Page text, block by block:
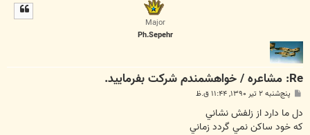
Major
Ph.Sepehr
Re: مشاعره / خواهشمندم شرکت بفرماييد.
پ
ت
پنج‌شنبه ۲ تیر ۱۳۹۰, ۱۱:۴۴ ق.ظ
دل ما دارد از زلفش نشاني
كه خود ساكن نمي گردد زماني